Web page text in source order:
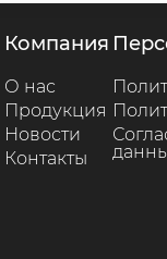
компания
О нас
Продукция
Новости
Контакты